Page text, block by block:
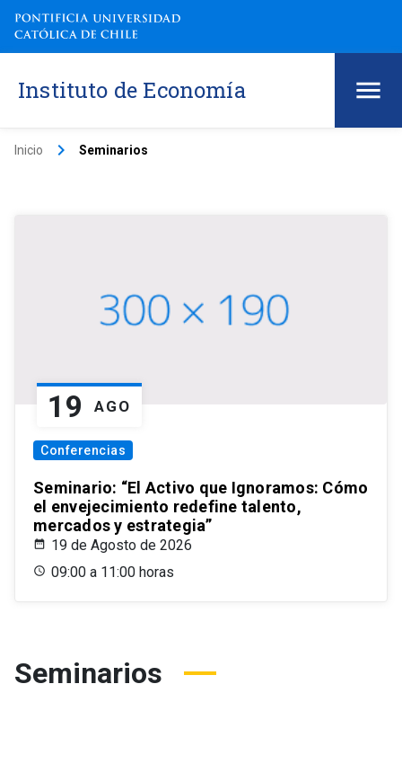
Instituto de Economía
Inicio keyboard_arrow_right Seminarios
19 AGO
Conferencias
Seminario: “El Activo que Ignoramos: Cómo
el envejecimiento redefine talento,
mercados y estrategia”
19 de Agosto de 2026
09:00 a 11:00 horas
Seminarios